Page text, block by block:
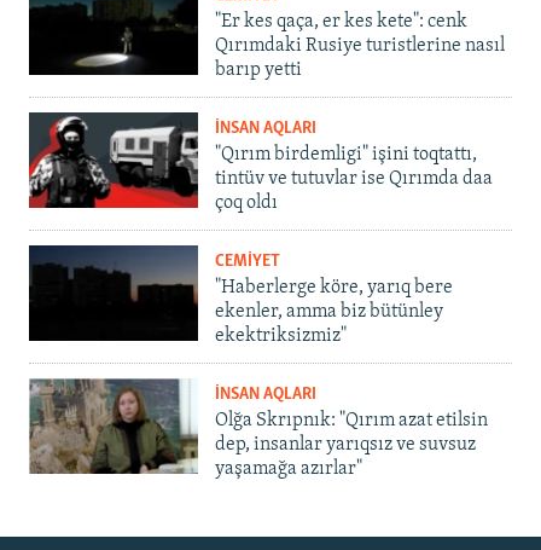
"Er kes qaça, er kes kete": cenk
Qırımdaki Rusiye turistlerine nasıl
barıp yetti
İNSAN AQLARI
"Qırım birdemligi" işini toqtattı,
tintüv ve tutuvlar ise Qırımda daa
çoq oldı
CEMİYET
"Haberlerge köre, yarıq bere
ekenler, amma biz bütünley
ekektriksizmiz"
İNSAN AQLARI
Olğa Skrıpnık: "Qırım azat etilsin
dep, insanlar yarıqsız ve suvsuz
yaşamağa azırlar"